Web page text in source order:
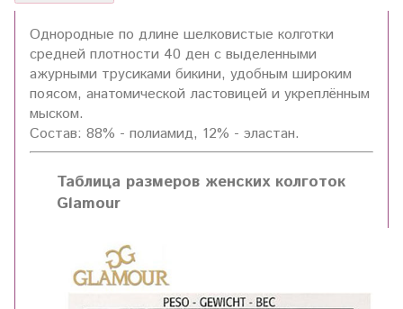
Однородные по длине шелковистые колготки
средней плотности 40 ден с выделенными
ажурными трусиками бикини, удобным широким
поясом, анатомической ластовицей и укреплённым
мыском.
Состав: 88% - полиамид, 12% - эластан.
Таблица размеров женских колготок
Glamour